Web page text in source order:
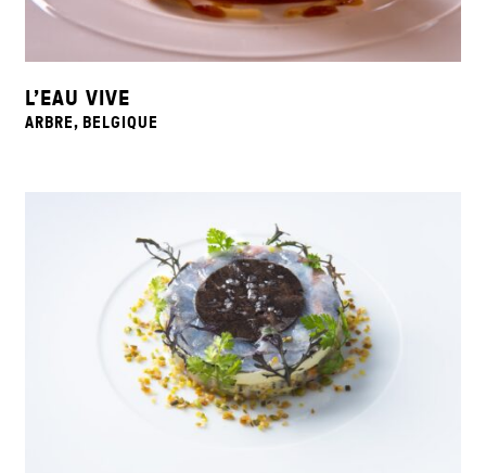
L’EAU VIVE
ARBRE, BELGIQUE